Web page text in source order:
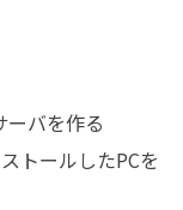
バを作る
トールしたPCを